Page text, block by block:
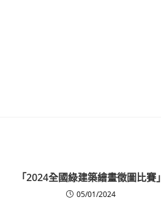
「2024全國綠建築繪畫徵圖比賽」
05/01/2024